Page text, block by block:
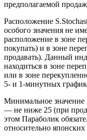
предполагаемой
Расположение
особого значения не
расположение в зоне
покупать) и в зоне
продавать). Данный
находиться в зоне
или в зоне
5- и 1-минутных
Минимальное
— не ниже 25 (при
этом Параболик
относительно